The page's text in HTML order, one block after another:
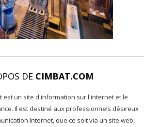
DE CIMBAT.COM
est un site d'information sur l'internet et le
Il est destiné aux professionnels désireux
Internet, que ce soit via un site web,